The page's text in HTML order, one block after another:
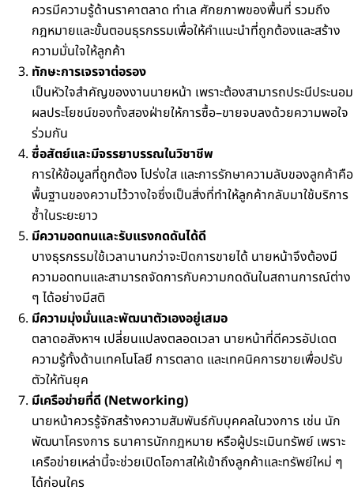
ควรมีความรู้ด้านราคาตลาด ทำเล ศักยภาพของพื้นที่ รวมถึง
กฎหมายและขั้นตอนธุรกรรมเพื่อให้คำแนะนำที่ถูกต้องและสร้าง
ความมั่นใจให้ลูกค้า
ทักษะการเจรจาต่อรอง
เป็นหัวใจสำคัญของงานนายหน้า เพราะต้องสามารถประนีประนอม
ผลประโยชน์ของทั้งสองฝ่ายให้การซื้อ–ขายจบลงด้วยความพอใจ
ร่วมกัน
ซื่อสัตย์และมีจรรยาบรรณในวิชาชีพ
การให้ข้อมูลที่ถูกต้อง โปร่งใส และการรักษาความลับของลูกค้าคือ
พื้นฐานของความไว้วางใจซึ่งเป็นสิ่งที่ทำให้ลูกค้ากลับมาใช้บริการ
ซ้ำในระยะยาว
มีความอดทนและรับแรงกดดันได้ดี
บางธุรกรรมใช้เวลานานกว่าจะปิดการขายได้ นายหน้าจึงต้องมี
ความอดทนและสามารถจัดการกับความกดดันในสถานการณ์ต่าง
ๆ ได้อย่างมีสติ
มีความมุ่งมั่นและพัฒนาตัวเองอยู่เสมอ
ตลาดอสังหาฯ เปลี่ยนแปลงตลอดเวลา นายหน้าที่ดีควรอัปเดต
ความรู้ทั้งด้านเทคโนโลยี การตลาด และเทคนิคการขายเพื่อปรับ
ตัวให้ทันยุค
มีเครือข่ายที่ดี (Networking)
นายหน้าควรรู้จักสร้างความสัมพันธ์กับบุคคลในวงการ เช่น นัก
พัฒนาโครงการ ธนาคารนักกฎหมาย หรือผู้ประเมินทรัพย์ เพราะ
เครือข่ายเหล่านี้จะช่วยเปิดโอกาสให้เข้าถึงลูกค้าและทรัพย์ใหม่ ๆ
ได้ก่อนใคร